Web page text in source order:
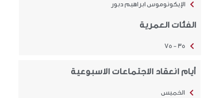
الإيكونوموس ابراهيم دبور
الفئات العمرية
35 - 75
أيام انعقاد الاجتماعات الاسبوعية
الخميس